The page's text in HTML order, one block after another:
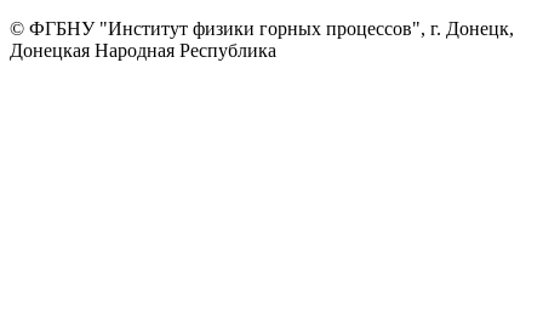
© ФГБНУ "Институт физики горных процессов", г. Донецк,
Донецкая Народная Республика